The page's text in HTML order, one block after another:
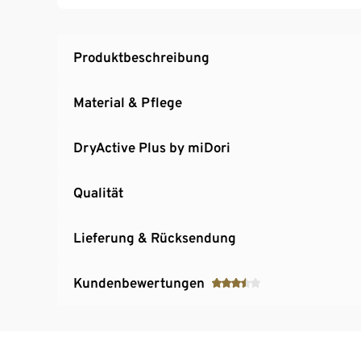
Produktbeschreibung
Material & Pflege
DryActive Plus by miDori
Qualität
Lieferung & Rücksendung
Kundenbewertungen